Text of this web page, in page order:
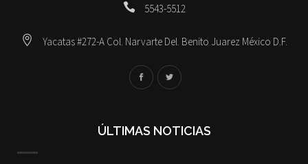
5543-5512
Yacatas #272-A Col. Narvarte Del. Benito Juarez México D.F.
ÚLTIMAS NOTICIAS